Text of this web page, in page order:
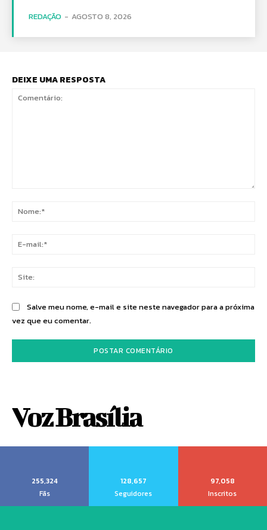
REDAÇÃO - AGOSTO 8, 2026
DEIXE UMA RESPOSTA
Salve meu nome, e-mail e site neste navegador para a próxima
vez que eu comentar.
Voz Brasília
255,324
Fãs
128,657
Seguidores
97,058
Inscritos